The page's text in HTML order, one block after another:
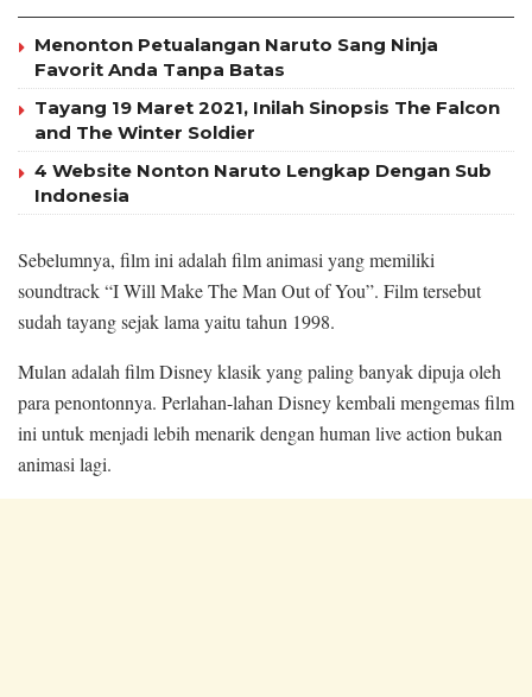
Menonton Petualangan Naruto Sang Ninja
Favorit Anda Tanpa Batas
Tayang 19 Maret 2021, Inilah Sinopsis The Falcon
and The Winter Soldier
4 Website Nonton Naruto Lengkap Dengan Sub
Indonesia
Sebelumnya, film ini adalah film animasi yang memiliki
soundtrack “I Will Make The Man Out of You”. Film tersebut
sudah tayang sejak lama yaitu tahun 1998.
Mulan adalah film Disney klasik yang paling banyak dipuja oleh
para penontonnya. Perlahan-lahan Disney kembali mengemas film
ini untuk menjadi lebih menarik dengan human live action bukan
animasi lagi.